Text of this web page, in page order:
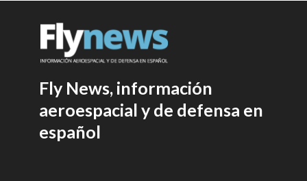
Fly News, información
aeroespacial y de defensa en
español